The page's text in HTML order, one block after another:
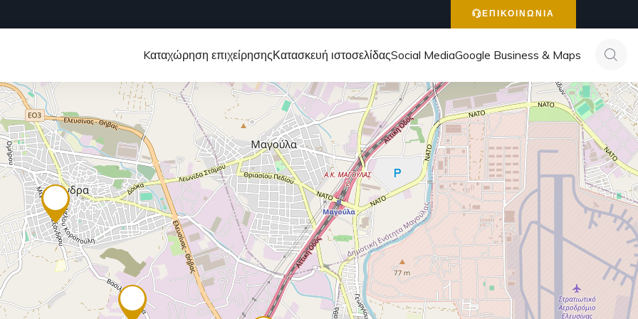
ΕΠΙΚΟΙΝΩΝΙΑ
Kαταχώρηση επιχείρησηςΚατασκευή ιστοσελίδαςSocial MediaGoogle Business & Maps